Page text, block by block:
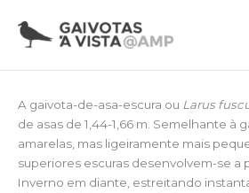
content
A gaivota-de-asa-escura ou Larus
de asas de 1,44-1,66 m. Semelhante à
amarelas, mas ligeiramente mais
superiores escuras desenvolvem-se a
Inverno em diante, estreitando